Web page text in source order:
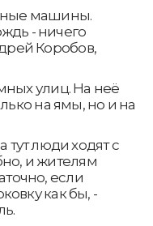
машины.
- ничего
Коробов,
улиц. На неё
на ямы, но и на
тут люди ходят с
и жителям
если
как бы, -